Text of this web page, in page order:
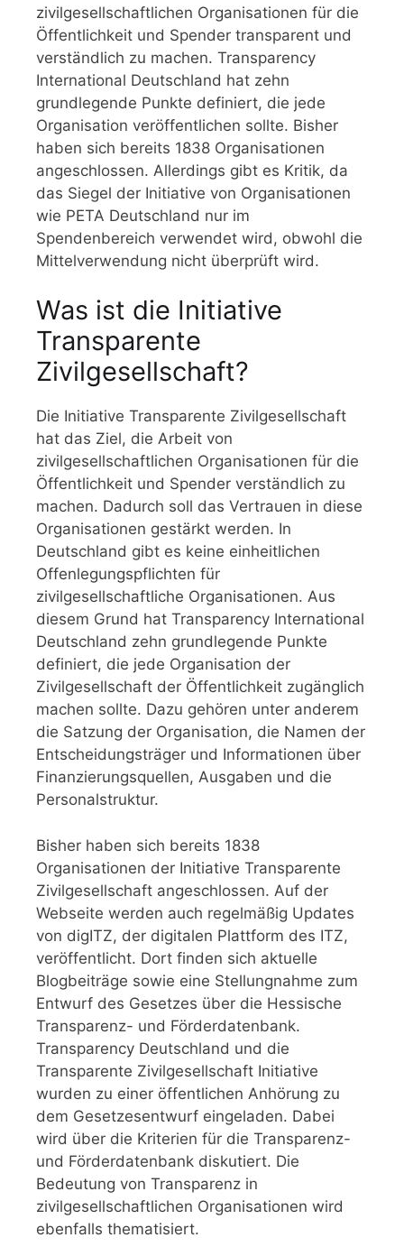
zivilgesellschaftlichen Organisationen für die
Öffentlichkeit und Spender transparent und
verständlich zu machen. Transparency
International Deutschland hat zehn
grundlegende Punkte definiert, die jede
Organisation veröffentlichen sollte. Bisher
haben sich bereits 1838 Organisationen
angeschlossen. Allerdings gibt es Kritik, da
das Siegel der Initiative von Organisationen
wie PETA Deutschland nur im
Spendenbereich verwendet wird, obwohl die
Mittelverwendung nicht überprüft wird.
Was ist die Initiative
Transparente
Zivilgesellschaft?
Die Initiative Transparente Zivilgesellschaft
hat das Ziel, die Arbeit von
zivilgesellschaftlichen Organisationen für die
Öffentlichkeit und Spender verständlich zu
machen. Dadurch soll das Vertrauen in diese
Organisationen gestärkt werden. In
Deutschland gibt es keine einheitlichen
Offenlegungspflichten für
zivilgesellschaftliche Organisationen. Aus
diesem Grund hat Transparency International
Deutschland zehn grundlegende Punkte
definiert, die jede Organisation der
Zivilgesellschaft der Öffentlichkeit zugänglich
machen sollte. Dazu gehören unter anderem
die Satzung der Organisation, die Namen der
Entscheidungsträger und Informationen über
Finanzierungsquellen, Ausgaben und die
Personalstruktur.
Bisher haben sich bereits 1838
Organisationen der Initiative Transparente
Zivilgesellschaft angeschlossen. Auf der
Webseite werden auch regelmäßig Updates
von digITZ, der digitalen Plattform des ITZ,
veröffentlicht. Dort finden sich aktuelle
Blogbeiträge sowie eine Stellungnahme zum
Entwurf des Gesetzes über die Hessische
Transparenz- und Förderdatenbank.
Transparency Deutschland und die
Transparente Zivilgesellschaft Initiative
wurden zu einer öffentlichen Anhörung zu
dem Gesetzesentwurf eingeladen. Dabei
wird über die Kriterien für die Transparenz-
und Förderdatenbank diskutiert. Die
Bedeutung von Transparenz in
zivilgesellschaftlichen Organisationen wird
ebenfalls thematisiert.